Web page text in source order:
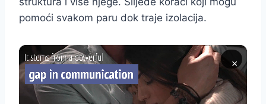
pomoći svakom paru dok traje izolacija.
×